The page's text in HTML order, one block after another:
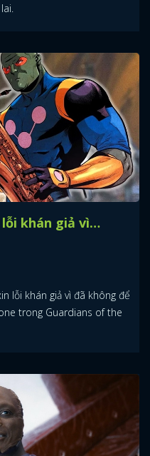
lỗi khán giả vì…
lỗi khán giả vì đã không để
trong Guardians of the